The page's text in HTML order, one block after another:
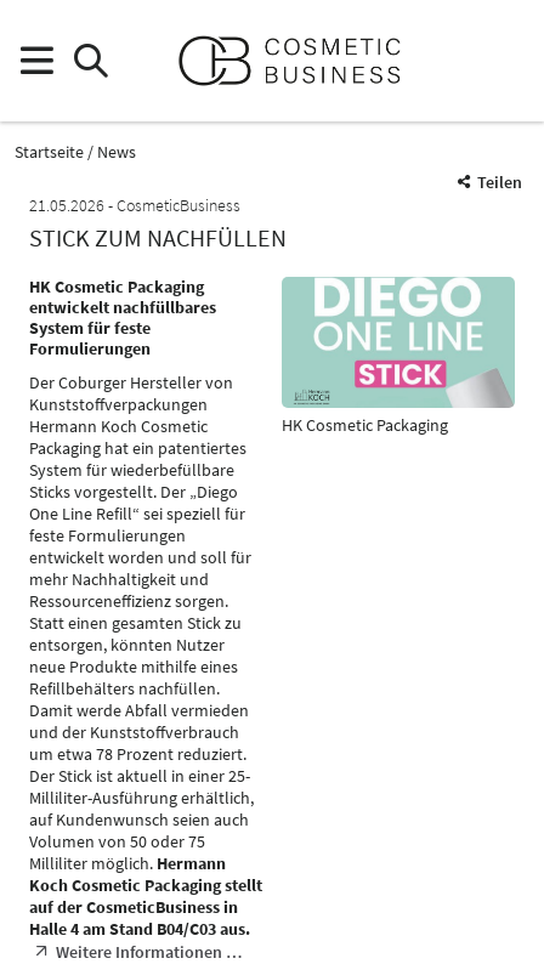
Startseite
News
Teilen
21.05.2026
CosmeticBusiness
STICK ZUM NACHFÜLLEN
HK Cosmetic Packaging
entwickelt nachfüllbares
System für feste
Formulierungen
Der Coburger Hersteller von
Kunststoffverpackungen
Hermann Koch Cosmetic
Packaging hat ein patentiertes
System für wiederbefüllbare
Sticks vorgestellt. Der „Diego
One Line Refill“ sei speziell für
feste Formulierungen
entwickelt worden und soll für
mehr Nachhaltigkeit und
Ressourceneffizienz sorgen.
Statt einen gesamten Stick zu
entsorgen, könnten Nutzer
neue Produkte mithilfe eines
Refillbehälters nachfüllen.
Damit werde Abfall vermieden
und der Kunststoffverbrauch
um etwa 78 Prozent reduziert.
Der Stick ist aktuell in einer 25-
Milliliter-Ausführung erhältlich,
auf Kundenwunsch seien auch
Volumen von 50 oder 75
Milliliter möglich. Hermann
Koch Cosmetic Packaging stellt
auf der CosmeticBusiness in
Halle 4 am Stand B04/C03 aus.
Weitere Informationen …
HK Cosmetic Packaging